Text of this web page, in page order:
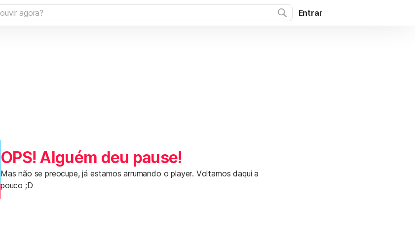
Entrar
OPS! Alguém deu pause!
Mas não se preocupe, já estamos arrumando o player. Voltamos daqui a
pouco ;D